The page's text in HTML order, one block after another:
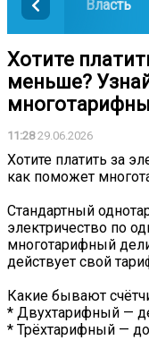
Власть
Хотите
меньше?
11:2829.06.2026
Хотите платить за
как поможет
Стандартный
электричество по
многотарифный
действует свой
Какие бывают
* Двухтарифный —
* Трёхтарифный —